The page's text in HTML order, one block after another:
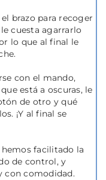
brazo para recoger
cuesta agarrarlo
lo que al final le
con el mando,
está a oscuras, le
de otro y qué
¡Y al final se
hemos facilitado la
de control, y
con comodidad.